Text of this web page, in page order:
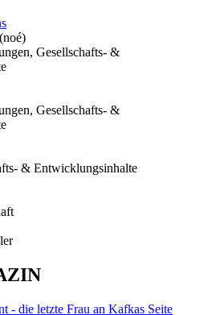
Gesellschafts- &
Gesellschafts- &
& Entwicklungsinhalte